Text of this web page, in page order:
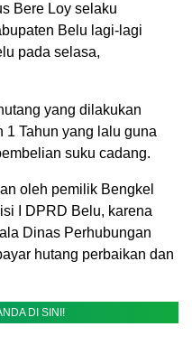
Bere Loy selaku
Belu lagi-lagi
pada selasa,
yang dilakukan
1 Tahun yang lalu guna
suku cadang.
oleh pemilik Bengkel
I DPRD Belu, karena
Dinas Perhubungan
hutang perbaikan dan
DI SINI!